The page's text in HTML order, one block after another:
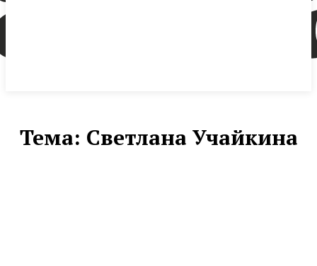
Тема: Светлана Учайкина